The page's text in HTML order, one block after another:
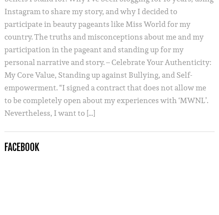
Instagram to share my story, and why I decided to
participate in beauty pageants like Miss World for my
country. The truths and misconceptions about me and my
participation in the pageant and standing up for my
personal narrative and story. – Celebrate Your Authenticity:
My Core Value, Standing up against Bullying, and Self-
empowerment. “I signed a contract that does not allow me
to be completely open about my experiences with ‘MWNL’.
Nevertheless, I want to […]
FACEBOOK